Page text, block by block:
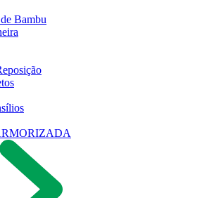
Bambu